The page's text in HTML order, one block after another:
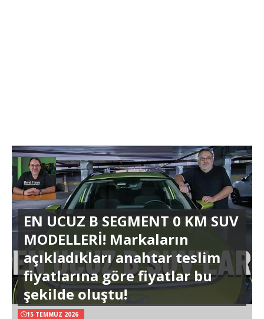
EN UCUZ B SEGMENT 0 KM SUV
MODELLERİ! Markaların
açıkladıkları anahtar teslim
fiyatlarına göre fiyatlar bu
şekilde oluştu!
15 TEMMUZ 2026